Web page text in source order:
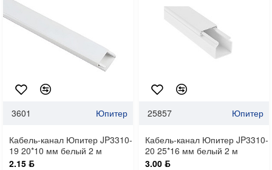
3601 Юпитер
Кабель-канал Юпитер JP3310-
19 20*10 мм белый 2 м
2.15 ƃ
25857 Юпитер
Кабель-канал Юпитер JP3310-
20 25*16 мм белый 2 м
3.00 ƃ